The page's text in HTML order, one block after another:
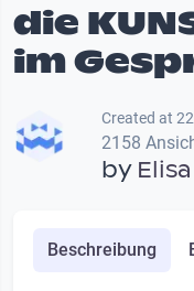
die
im
Created at
2158
by
Beschreibung